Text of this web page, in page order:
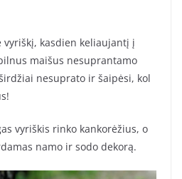
vyriškį, kasdien keliaujantį į
maišus nesuprantamo
nesuprato ir šaipėsi, kol
vyriškis rinko kankorėžius, o
namo ir sodo dekorą.